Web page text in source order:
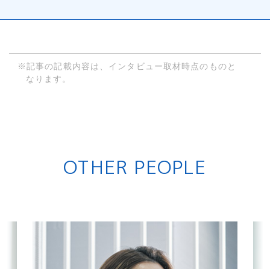
※記事の記載内容は、インタビュー取材時点のものと
なります。
OTHER PEOPLE